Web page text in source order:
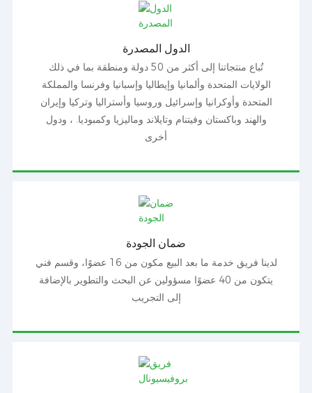
الدول المصدرة
تُباع منتجاتنا إلى أكثر من 50 دولة ومنطقة بما في ذلك
الولايات المتحدة وألمانيا وإيطاليا وإسبانيا وفرنسا والمملكة
المتحدة وأوكرانيا وإسرائيل وروسيا وأستراليا وتركيا وإيران
والهند وباكستان وفيتنام وتايلاند وماليزيا وكمبوديا. ، ودول
أخرى
ضمان الجودة
لدينا فريق خدمة ما بعد البيع مكون من 16 عضوًا، وقسم فني
يتكون من 40 عضوًا مسؤولين عن البحث والتطوير بالإضافة
إلى التجريب